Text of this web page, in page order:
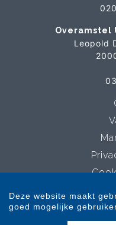
Overamstel
Leopold
Deze website maakt
goed mogelijke